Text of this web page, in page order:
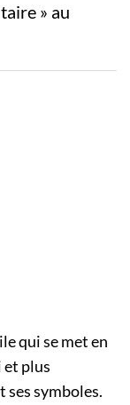
» au
qui se met en
et plus
symboles.